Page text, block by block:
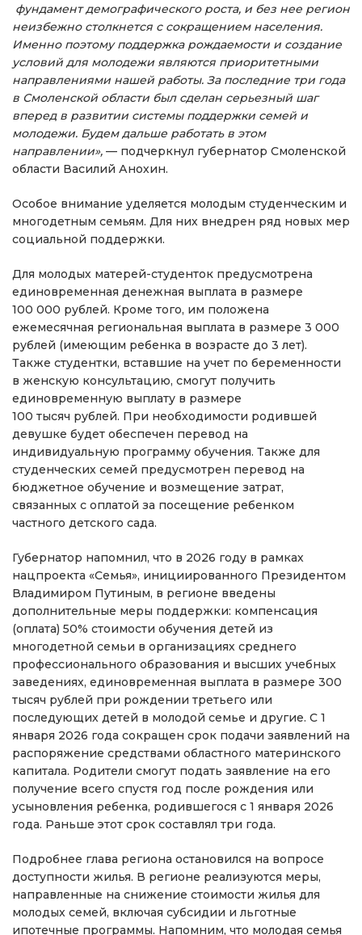
фундамент демографического роста, и без нее регион
неизбежно столкнется с сокращением населения.
Именно поэтому поддержка рождаемости и создание
условий для молодежи являются приоритетными
направлениями нашей работы. За последние три года
в Смоленской области был сделан серьезный шаг
вперед в развитии системы поддержки семей и
молодежи. Будем дальше работать в этом
направлении», — подчеркнул губернатор Смоленской
области Василий Анохин.
Особое внимание уделяется молодым студенческим и
многодетным семьям. Для них внедрен ряд новых мер
социальной поддержки.
Для молодых матерей-студенток предусмотрена
единовременная денежная выплата в размере
100 000 рублей. Кроме того, им положена
ежемесячная региональная выплата в размере 3 000
рублей (имеющим ребенка в возрасте до 3 лет).
Также студентки, вставшие на учет по беременности
в женскую консультацию, смогут получить
единовременную выплату в размере
100 тысяч рублей. При необходимости родившей
девушке будет обеспечен перевод на
индивидуальную программу обучения. Также для
студенческих семей предусмотрен перевод на
бюджетное обучение и возмещение затрат,
связанных с оплатой за посещение ребенком
частного детского сада.
Губернатор напомнил, что в 2026 году в рамках
нацпроекта «Семья», инициированного Президентом
Владимиром Путиным, в регионе введены
дополнительные меры поддержки: компенсация
(оплата) 50% стоимости обучения детей из
многодетной семьи в организациях среднего
профессионального образования и высших учебных
заведениях, единовременная выплата в размере 300
тысяч рублей при рождении третьего или
последующих детей в молодой семье и другие. С 1
января 2026 года сокращен срок подачи заявлений на
распоряжение средствами областного материнского
капитала. Родители смогут подать заявление на его
получение всего спустя год после рождения или
усыновления ребенка, родившегося с 1 января 2026
года. Раньше этот срок составлял три года.
Подробнее глава региона остановился на вопросе
доступности жилья. В регионе реализуются меры,
направленные на снижение стоимости жилья для
молодых семей, включая субсидии и льготные
ипотечные программы. Напомним, что молодая семья